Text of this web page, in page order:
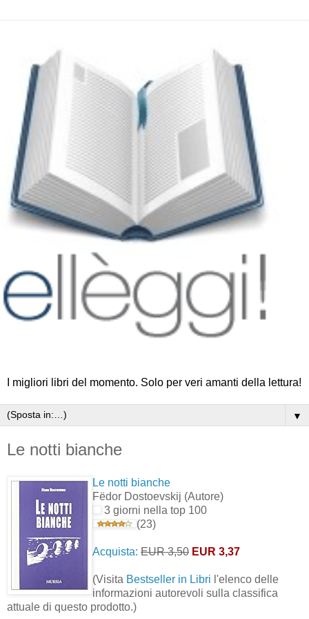
I migliori libri del momento. Solo per veri amanti della lettura!
▼
Le notti bianche
Le notti bianche
Fëdor Dostoevskij (Autore)
3 giorni nella top 100
(23)
Acquista: EUR 3,50 EUR 3,37
(Visita Bestseller in Libri l'elenco delle
informazioni autorevoli sulla classifica
attuale di questo prodotto.)